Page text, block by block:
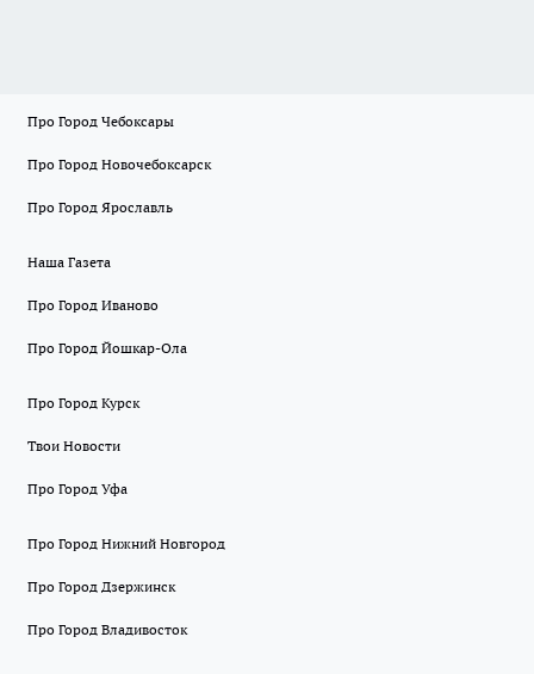
Про Город Чебоксары
Про Город Новочебоксарск
Про Город Ярославль
Наша Газета
Про Город Иваново
Про Город Йошкар-Ола
Про Город Курск
Твои Новости
Про Город Уфа
Про Город Нижний Новгород
Про Город Дзержинск
Про Город Владивосток